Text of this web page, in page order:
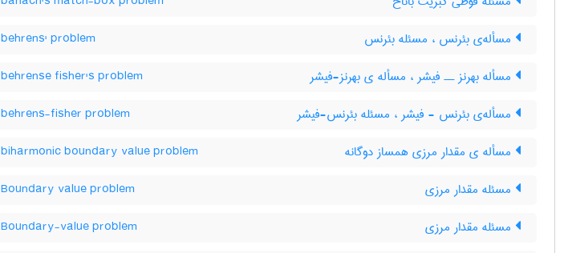
مسأله‌ی بئرنس ، مسئله بئرنس behrens' problem
مسأله بهرنز ــ فیشر ، مسأله ی بهرنز-فیشر behrense fisher's problem
مسأله‌ی بئرنس - فیشر ، مسئله بئرنس-فیشر behrens-fisher problem
مسأله ی مقدار مرزی همساز دوگانه biharmonic boundary value problem
مسئله مقدار مرزی Boundary value problem
مسئله مقدار مرزی Boundary-value problem